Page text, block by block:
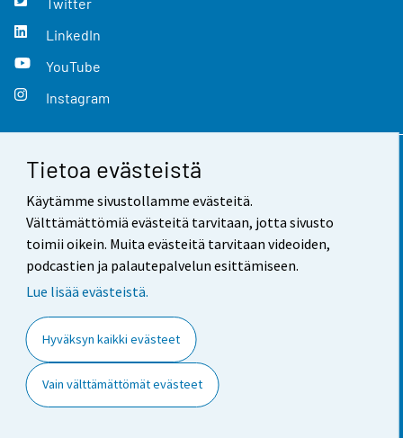
Tietoa evästeistä
Käytämme sivustollamme evästeitä.
Välttämättömiä evästeitä tarvitaan, jotta sivusto
toimii oikein. Muita evästeitä tarvitaan videoiden,
podcastien ja palautepalvelun esittämiseen.
Lue lisää evästeistä.
Hyväksyn kaikki evästeet
Vain välttämättömät evästeet
LinkedIn
YouTube
Instagram
Yhteystiedot
Palaute
Käyttöehdot
Saavutettavuus
Tietoa sivustosta
Evästeasetukset